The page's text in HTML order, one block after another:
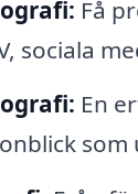
Få
sociala
En